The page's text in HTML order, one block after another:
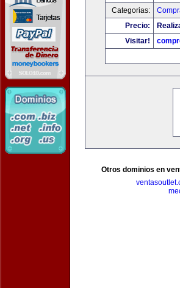
Categorias:
Precio:
Visitar!
Otros dominios en